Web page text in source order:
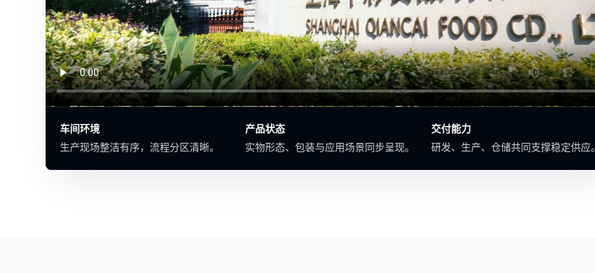
车间环境
生产现场整洁有序，流程分区清晰。
产品状态
实物形态、包装与应用场景同步呈现。
交付能力
研发、生产、仓储共同支撑稳定供应。